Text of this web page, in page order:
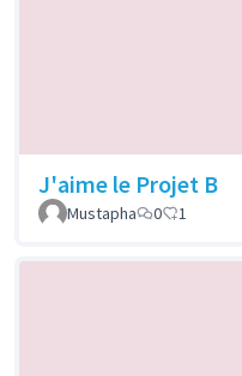
J'aime le Projet B
Mustapha 0 1